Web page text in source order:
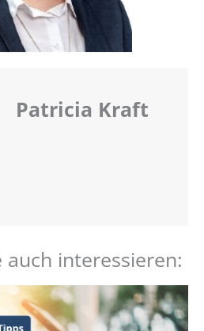
Patricia Kraft
auch interessieren: